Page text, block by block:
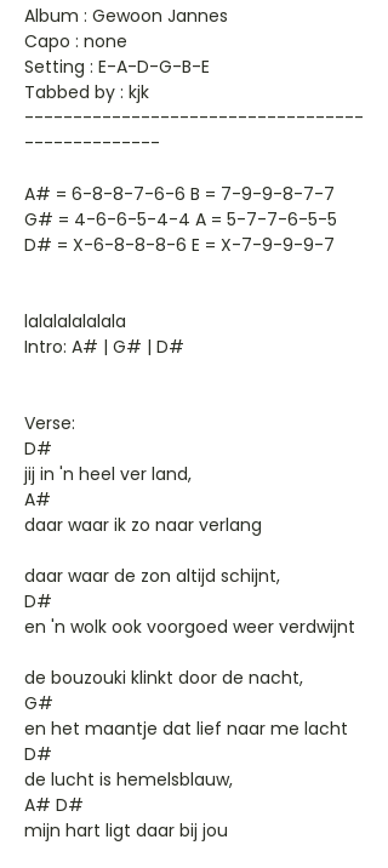
Album : Gewoon Jannes
Capo : none
Setting : E-A-D-G-B-E
Tabbed by : kjk
-----------------------------------
--------------
A# = 6-8-8-7-6-6 B = 7-9-9-8-7-7
G# = 4-6-6-5-4-4 A = 5-7-7-6-5-5
D# = X-6-8-8-8-6 E = X-7-9-9-9-7
lalalalalalala
Intro: A# | G# | D#
Verse:
D#
jij in 'n heel ver land,
A#
daar waar ik zo naar verlang
daar waar de zon altijd schijnt,
D#
en 'n wolk ook voorgoed weer verdwijnt
de bouzouki klinkt door de nacht,
G#
en het maantje dat lief naar me lacht
D#
de lucht is hemelsblauw,
A# D#
mijn hart ligt daar bij jou